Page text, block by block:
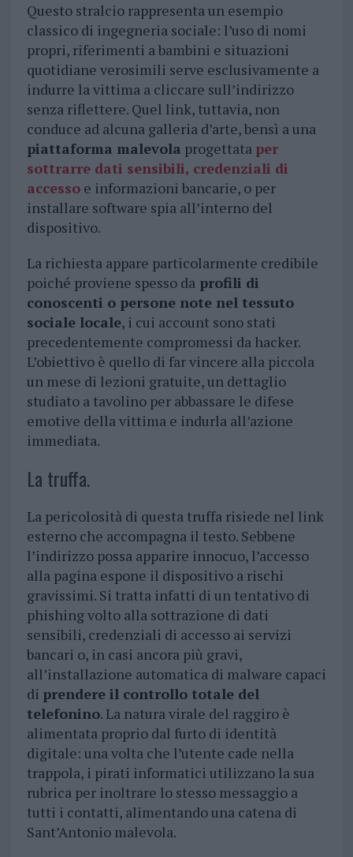
Questo stralcio rappresenta un esempio
classico di ingegneria sociale: l’uso di nomi
propri, riferimenti a bambini e situazioni
quotidiane verosimili serve esclusivamente a
indurre la vittima a cliccare sull’indirizzo
senza riflettere. Quel link, tuttavia, non
conduce ad alcuna galleria d’arte, bensì a una
piattaforma malevola progettata per
sottrarre dati sensibili, credenziali di
accessoe informazioni bancarie, o per
installare software spia all’interno del
dispositivo.
La richiesta appare particolarmente credibile
poiché proviene spesso daprofili di
conoscenti o persone note nel tessuto
sociale locale, i cui account sono stati
precedentemente compromessi da hacker.
L’obiettivo è quello di far vincere alla piccola
un mese di lezioni gratuite, un dettaglio
studiato a tavolino per abbassare le difese
emotive della vittima e indurla all’azione
immediata.
La truffa.
La pericolosità di questa truffa risiede nel link
esterno che accompagna il testo. Sebbene
l’indirizzo possa apparire innocuo, l’accesso
alla pagina espone il dispositivo a rischi
gravissimi. Si tratta infatti di un tentativo di
phishing volto alla sottrazione di dati
sensibili, credenziali di accesso ai servizi
bancari o, in casi ancora più gravi,
all’installazione automatica di malware capaci
di prendere il controllo totale del
telefonino. La natura virale del raggiro è
alimentata proprio dal furto di identità
digitale: una volta che l’utente cade nella
trappola, i pirati informatici utilizzano la sua
rubrica per inoltrare lo stesso messaggio a
tutti i contatti, alimentando una catena di
Sant’Antonio malevola.